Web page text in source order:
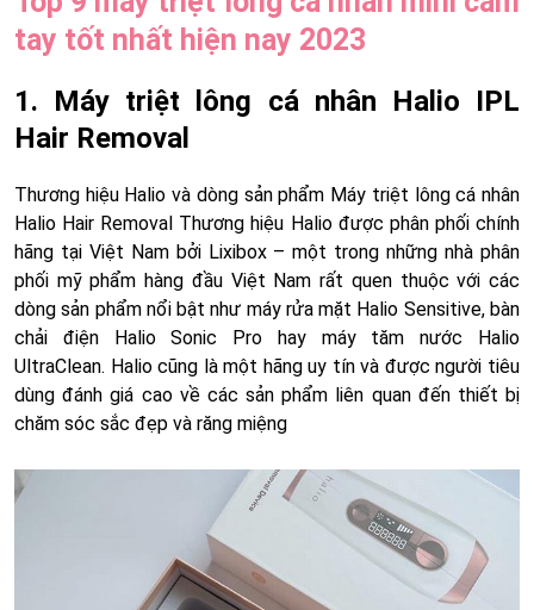
tay tốt nhất hiện nay 2023
1. Máy triệt lông cá nhân Halio IPL
Hair Removal
Thương hiệu Halio và dòng sản phẩm Máy triệt lông cá nhân
Halio Hair Removal Thương hiệu Halio được phân phối chính
hãng tại Việt Nam bởi Lixibox – một trong những nhà phân
phối mỹ phẩm hàng đầu Việt Nam rất quen thuộc với các
dòng sản phẩm nổi bật như máy rửa mặt Halio Sensitive, bàn
chải điện Halio Sonic Pro hay máy tăm nước Halio
UltraClean. Halio cũng là một hãng uy tín và được người tiêu
dùng đánh giá cao về các sản phẩm liên quan đến thiết bị
chăm sóc sắc đẹp và răng miệng